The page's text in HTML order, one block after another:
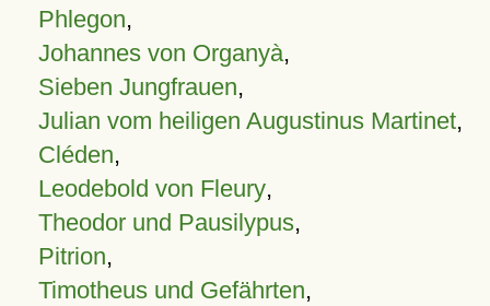
Phlegon,
Johannes von Organyà,
Sieben Jungfrauen,
Julian vom heiligen Augustinus Martinet,
Cléden,
Leodebold von Fleury,
Theodor und Pausilypus,
Pitrion,
Timotheus und Gefährten,